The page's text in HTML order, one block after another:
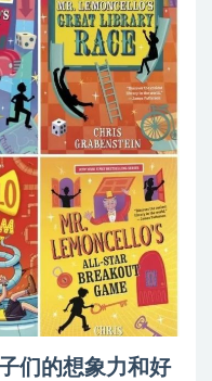
们的想象力和好